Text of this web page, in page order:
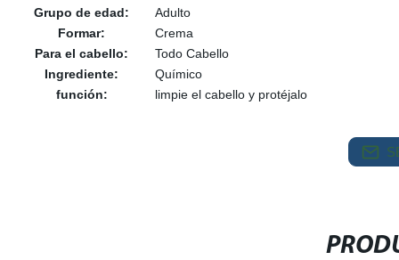
Grupo de edad:
Adulto
Formar:
Crema
Para el cabello:
Todo Cabello
Ingrediente:
Químico
función:
limpie el cabello y protéjalo